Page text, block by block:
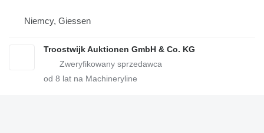
Niemcy, Giessen
Troostwijk Auktionen GmbH & Co. KG
od 8 lat na Machineryline